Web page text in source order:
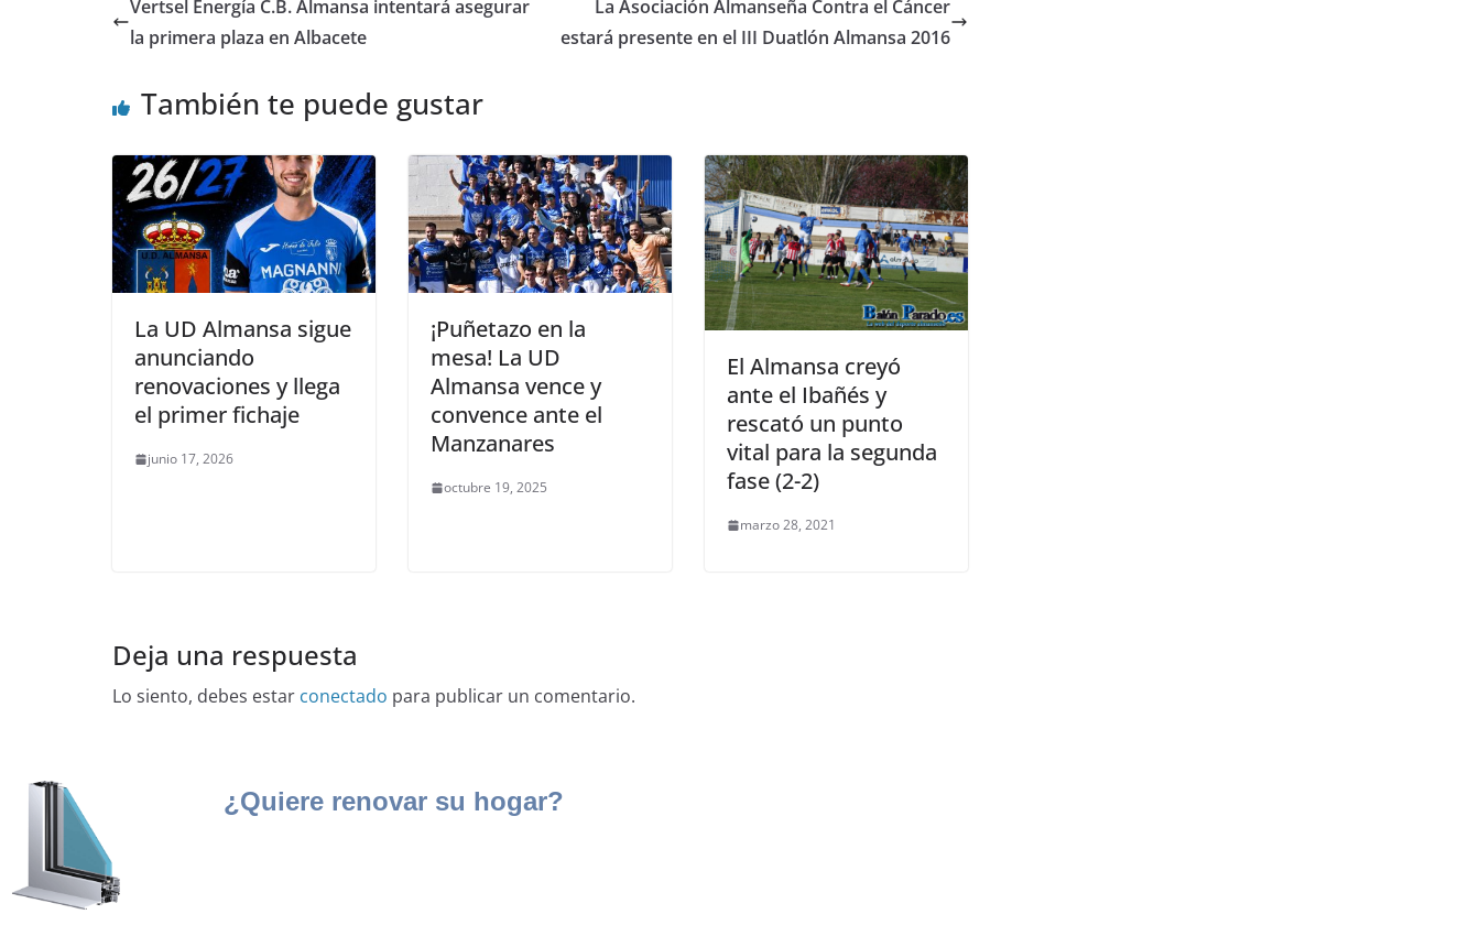
Vertsel Energía C.B. Almansa intentará asegurar
la primera plaza en Albacete
La Asociación Almanseña Contra el Cáncer
estará presente en el III Duatlón Almansa 2016
También te puede gustar
La UD Almansa sigue
anunciando
renovaciones y llega
el primer fichaje
junio 17, 2026
¡Puñetazo en la
mesa! La UD
Almansa vence y
convence ante el
Manzanares
octubre 19, 2025
El Almansa creyó
ante el Ibañés y
rescató un punto
vital para la segunda
fase (2-2)
marzo 28, 2021
Deja una respuesta
Lo siento, debes estar conectado para publicar un comentario.